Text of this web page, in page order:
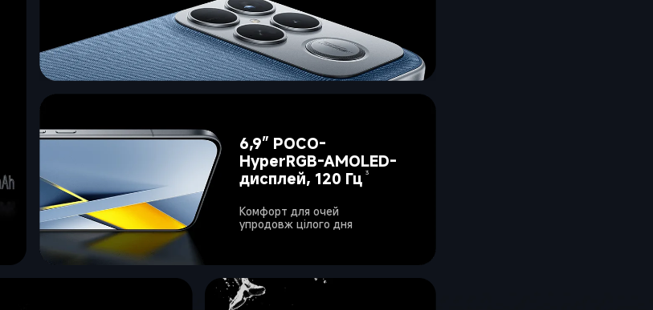
6,9” POCO-
HyperRGB-AMOLED-
дисплей, 120 Гц 3
Комфорт для очей
упродовж цілого дня